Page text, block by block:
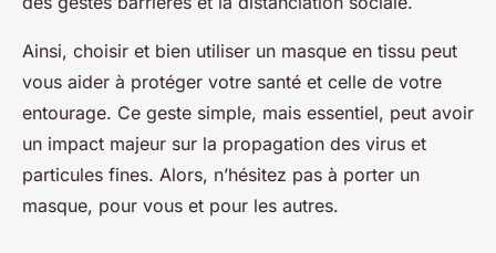
Ainsi, choisir et bien utiliser un masque en tissu peut
vous aider à protéger votre santé et celle de votre
entourage. Ce geste simple, mais essentiel, peut avoir
un impact majeur sur la propagation des virus et
particules fines. Alors, n’hésitez pas à porter un
masque, pour vous et pour les autres.